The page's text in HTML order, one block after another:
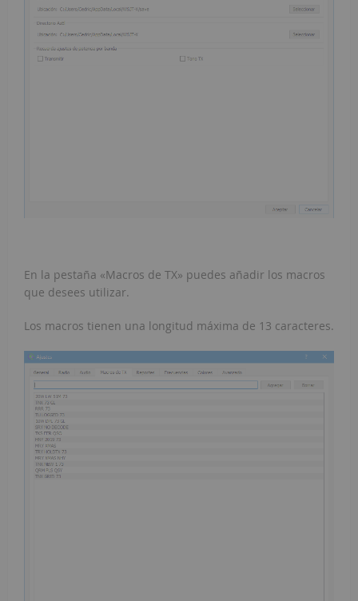
En la pestaña «Macros de TX» puedes añadir los macros
que desees utilizar.
Los macros tienen una longitud máxima de 13 caracteres.